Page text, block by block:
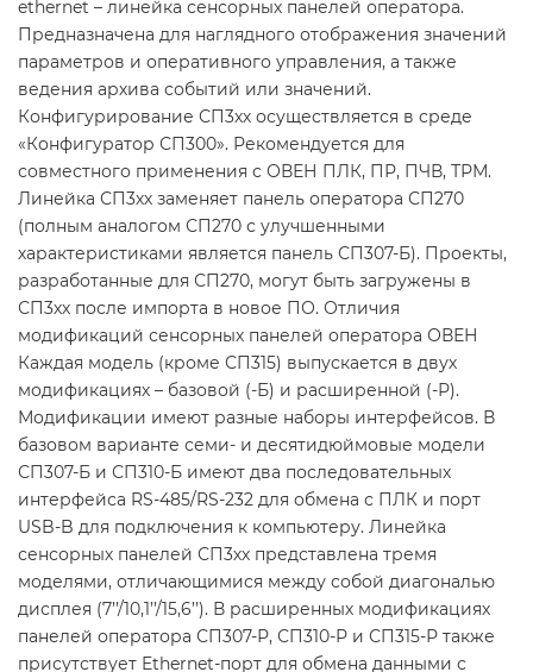
ethernet – линейка сенсорных панелей оператора.
Предназначена для наглядного отображения значений
параметров и оперативного управления, а также
ведения архива событий или значений.
Конфигурирование СП3хх осуществляется в среде
«Конфигуратор СП300». Рекомендуется для
совместного применения с ОВЕН ПЛК, ПР, ПЧВ, ТРМ.
Линейка СП3хх заменяет панель оператора СП270
(полным аналогом СП270 с улучшенными
характеристиками является панель СП307-Б). Проекты,
разработанные для СП270, могут быть загружены в
СП3хх после импорта в новое ПО. Отличия
модификаций сенсорных панелей оператора ОВЕН
Каждая модель (кроме СП315) выпускается в двух
модификациях – базовой (-Б) и расширенной (-Р).
Модификации имеют разные наборы интерфейсов. В
базовом варианте семи- и десятидюймовые модели
СП307-Б и СП310-Б имеют два последовательных
интерфейса RS-485/RS-232 для обмена с ПЛК и порт
USB-B для подключения к компьютеру. Линейка
сенсорных панелей СП3хх представлена тремя
моделями, отличающимися между собой диагональю
дисплея (7’’/10,1’’/15,6’’). В расширенных модификациях
панелей оператора СП307-Р, СП310-Р и СП315-Р также
присутствует Ethernet-порт для обмена данными с